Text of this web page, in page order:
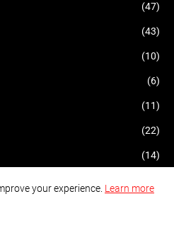
(47)
(43)
(10)
(6)
(11)
(22)
(14)
your experience. Learn more